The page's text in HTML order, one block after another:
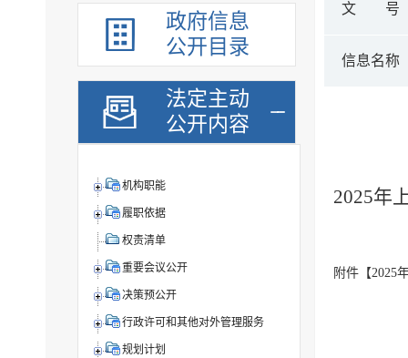
政府信息
公开目录
法定主动
公开内容
机构职能
履职依据
权责清单
重要会议公开
决策预公开
行政许可和其他对外管理服务
规划计划
文 号
信息名称
2025年
附件【2025